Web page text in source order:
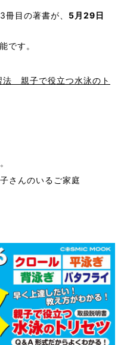
目の著書が、 5月29日
です。
法 親子で役立つ水泳のト
さんのいるご家庭